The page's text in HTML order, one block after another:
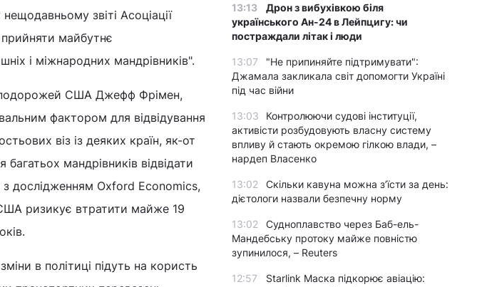
звіті Асоціації
майбутнє
і міжнародних мандрівників".
подорожей США Джефф Фрімен,
фактором для відвідування
віз із деяких країн, як-от
мандрівників відвідати
з дослідженням Oxford Economics,
ризикує втратити майже 19
в політиці підуть на користь
13:13
Дрон з вибухівкою біля
українського Ан-24 в Лейпцигу: чи
постраждали літак і люди
13:07
"Не припиняйте підтримувати":
Джамала закликала світ допомогти Україні
під час війни
13:03
Контролюючи судові інституції,
активісти розбудовують власну систему
впливу й стають окремою гілкою влади, –
нардеп Власенко
13:02
Скільки кавуна можна з’їсти за день:
дієтологи назвали безпечну норму
13:02
Судноплавство через Баб-ель-
Мандебську протоку майже повністю
зупинилося, – Reuters
12:57
Starlink Маска підкорює авіацію: